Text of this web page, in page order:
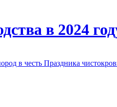
в 2024
честь Праздника